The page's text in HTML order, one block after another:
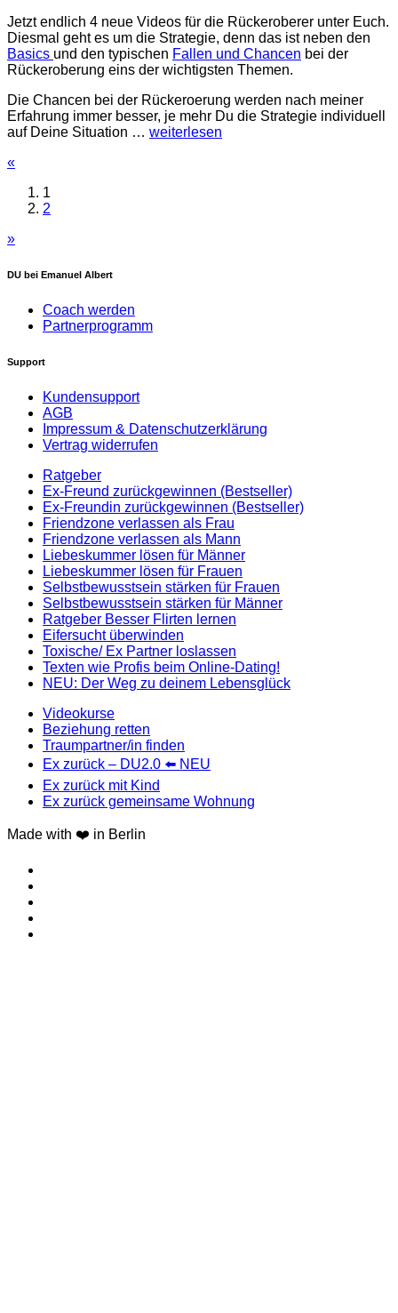
Jetzt endlich 4 neue Videos für die Rückeroberer unter Euch.
Diesmal geht es um die Strategie, denn das ist neben den
Basics und den typischen Fallen und Chancen bei der
Rückeroberung eins der wichtigsten Themen.
Die Chancen bei der Rückeroerung werden nach meiner
Erfahrung immer besser, je mehr Du die Strategie individuell
auf Deine Situation … weiterlesen
«
1
2
»
DU bei Emanuel Albert
Coach werden
Partnerprogramm
Support
Kundensupport
AGB
Impressum & Datenschutzerklärung
Vertrag widerrufen
Ratgeber
Ex-Freund zurückgewinnen (Bestseller)
Ex-Freundin zurückgewinnen (Bestseller)
Friendzone verlassen als Frau
Friendzone verlassen als Mann
Liebeskummer lösen für Männer
Liebeskummer lösen für Frauen
Selbstbewusstsein stärken für Frauen
Selbstbewusstsein stärken für Männer
Ratgeber Besser Flirten lernen
Eifersucht überwinden
Toxische/ Ex Partner loslassen
Texten wie Profis beim Online-Dating!
NEU: Der Weg zu deinem Lebensglück
Videokurse
Beziehung retten
Traumpartner/in finden
Ex zurück – DU2.0 ⬅️ NEU
Ex zurück mit Kind
Ex zurück gemeinsame Wohnung
Made with ❤️ in Berlin